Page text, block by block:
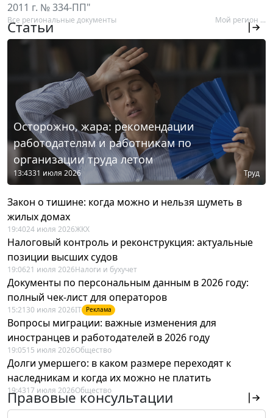
2011 г. № 334-ПП"
Все региональные документы Мой регион ...
Статьи
Осторожно, жара: рекомендации
работодателям и работникам по
организации труда летом
13:4331 июля 2026 Труд
Закон о тишине: когда можно и нельзя шуметь в
жилых домах
19:4024 июля 2026ЖКХ
Налоговый контроль и реконструкция: актуальные
позиции высших судов
19:0621 июля 2026Налоги и бухучет
Документы по персональным данным в 2026 году:
полный чек-лист для операторов
15:21 30 июля 2026IT Реклама
Вопросы миграции: важные изменения для
иностранцев и работодателей в 2026 году
19:0515 июля 2026Общество
Долги умершего: в каком размере переходят к
наследникам и когда их можно не платить
19:4317 июля 2026Общество
Правовые консультации